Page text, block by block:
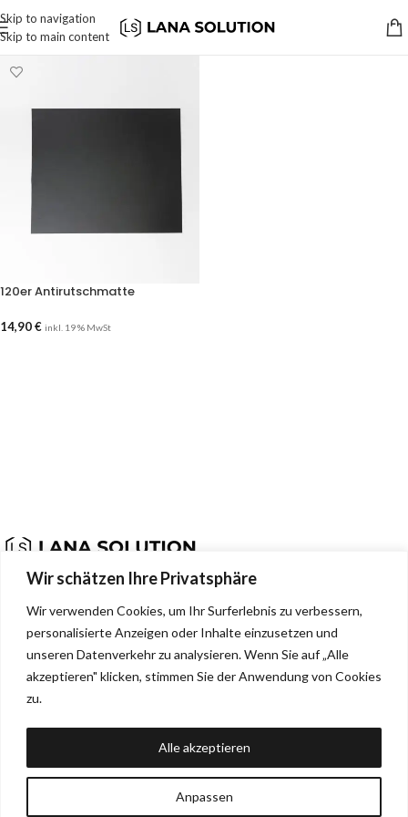
Wir schätzen Ihre Privatsphäre
Wir verwenden Cookies, um Ihr Surferlebnis zu verbessern,
personalisierte Anzeigen oder Inhalte einzusetzen und
unseren Datenverkehr zu analysieren. Wenn Sie auf „Alle
akzeptieren" klicken, stimmen Sie der Anwendung von Cookies
zu.
Anpassen
Alle akzeptieren
Skip to navigation
Skip to main content
120er Antirutschmatte
14,90€ inkl. 19 % MwSt
Passgenaue Organizer für deine Küche. Hergestellt in Deutschland.
Dehmerstr. 93b, Bad Oeynhausen, Deutschland, 32549
0157 88133244
info@lana-solution.de
NEUESTE BEITRÄGE
RECHTLICHES
LANA Solution. All rights reserved © 2025